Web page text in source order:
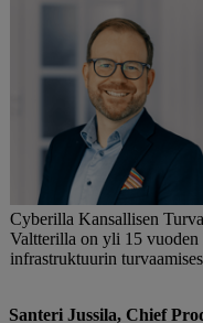
Cyberilla Kansallisen
Valtterilla on yli 15 vuoden
infrastruktuurin
Santeri Jussila, Chief